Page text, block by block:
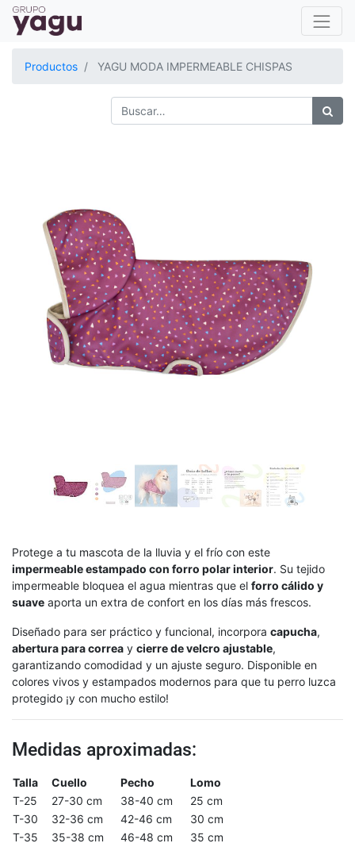
Productos YAGU MODA IMPERMEABLE CHISPAS
Protege a tu mascota de la lluvia y el frío con este
impermeable estampado con forro polar interior. Su tejido
impermeable bloquea el agua mientras que el forro cálido y
suave aporta un extra de confort en los días más frescos.
Diseñado para ser práctico y funcional, incorpora capucha,
abertura para correa y cierre de velcro ajustable,
garantizando comodidad y un ajuste seguro. Disponible en
colores vivos y estampados modernos para que tu perro luzca
protegido ¡y con mucho estilo!
Medidas aproximadas:
Talla Cuello Pecho
Lomo
T-25
27-30 cm 38-40 cm
25 cm
T-30
32-36 cm 42-46 cm
30 cm
T-35
35-38 cm 46-48 cm
35 cm